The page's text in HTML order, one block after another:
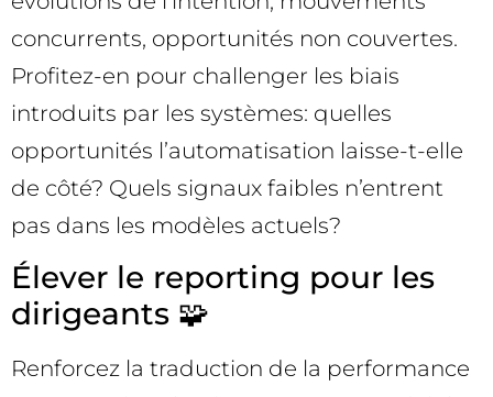
concurrents, opportunités non couvertes.
Profitez-en pour challenger les biais
introduits par les systèmes: quelles
opportunités l’automatisation laisse-t-elle
de côté? Quels signaux faibles n’entrent
pas dans les modèles actuels?
Élever le reporting pour les
dirigeants 🧩
Renforcez la traduction de la performance